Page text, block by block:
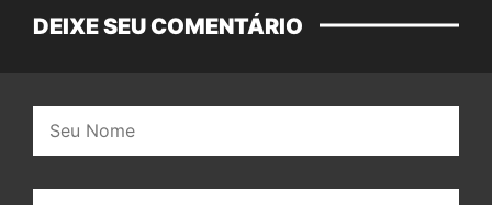
DEIXE SEU COMENTÁRIO